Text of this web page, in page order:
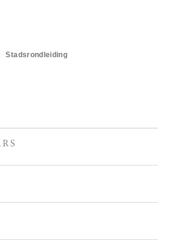
Stadsrondleiding